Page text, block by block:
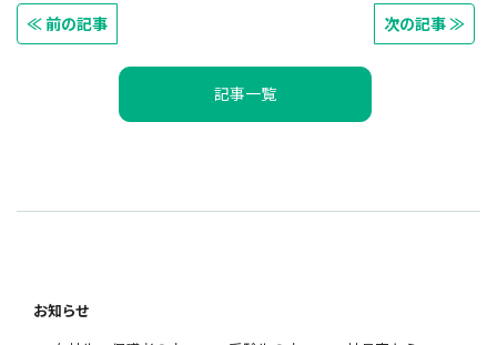
≪ 前の記事
記事一覧
次の記事 ≫
お知らせ